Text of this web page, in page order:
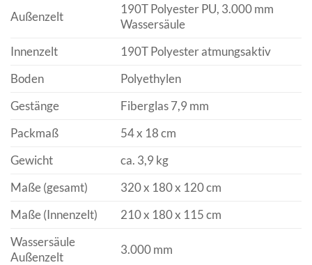
Außenzelt
190T Polyester PU, 3.000 mm
Wassersäule
Innenzelt
190T Polyester atmungsaktiv
Boden
Polyethylen
Gestänge
Fiberglas 7,9 mm
Packmaß
54 x 18 cm
Gewicht
ca. 3,9 kg
Maße (gesamt)
320 x 180 x 120 cm
Maße (Innenzelt)
210 x 180 x 115 cm
Wassersäule
Außenzelt
3.000 mm